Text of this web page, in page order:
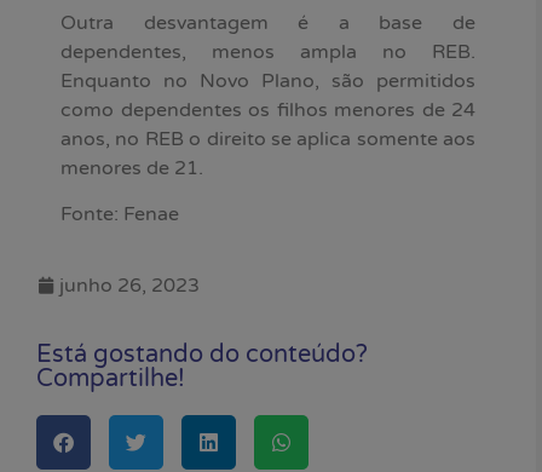
Outra desvantagem é a base de
dependentes, menos ampla no REB.
Enquanto no Novo Plano, são permitidos
como dependentes os filhos menores de 24
anos, no REB o direito se aplica somente aos
menores de 21.
Fonte: Fenae
junho 26, 2023
Está gostando do conteúdo?
Compartilhe!